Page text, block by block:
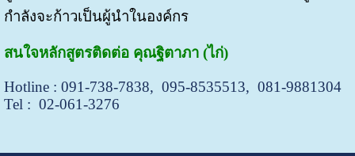
กำลังจะก้าวเป็นผู้นำในองค์กร
สนใจหลักสูตรติดต่อ คุณฐิตาภา (ไก่)
Hotline : 091-738-7838, 095-8535513, 081-9881304
Tel : 02-061-3276